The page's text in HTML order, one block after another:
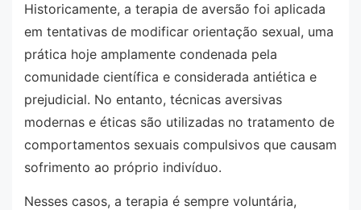
Historicamente, a terapia de aversão foi aplicada
em tentativas de modificar orientação sexual, uma
prática hoje amplamente condenada pela
comunidade científica e considerada antiética e
prejudicial. No entanto, técnicas aversivas
modernas e éticas são utilizadas no tratamento de
comportamentos sexuais compulsivos que causam
sofrimento ao próprio indivíduo.
Nesses casos, a terapia é sempre voluntária,